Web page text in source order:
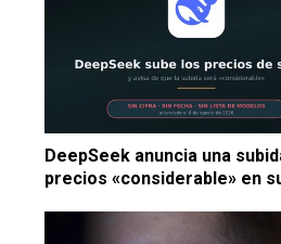
DeepSeek anuncia una
precios «considerable» en